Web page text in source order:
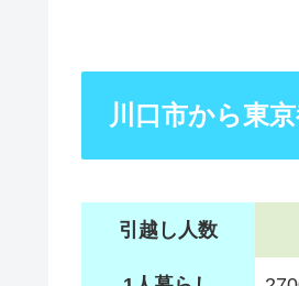
川口市から東
引越し人数